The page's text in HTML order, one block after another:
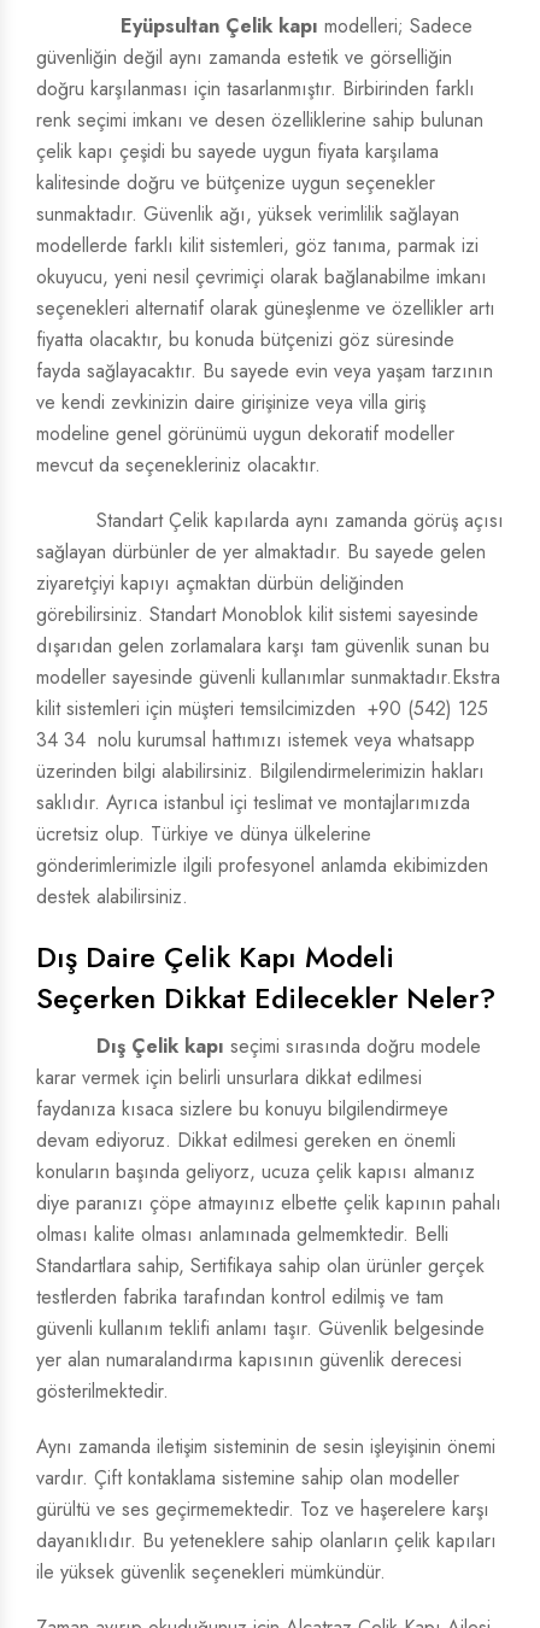
Eyüpsultan Çelik kapı modelleri; Sadece
güvenliğin değil aynı zamanda estetik ve görselliğin
doğru karşılanması için tasarlanmıştır. Birbirinden farklı
renk seçimi imkanı ve desen özelliklerine sahip bulunan
çelik kapı çeşidi bu sayede uygun fiyata karşılama
kalitesinde doğru ve bütçenize uygun seçenekler
sunmaktadır. Güvenlik ağı, yüksek verimlilik sağlayan
modellerde farklı kilit sistemleri, göz tanıma, parmak izi
okuyucu, yeni nesil çevrimiçi olarak bağlanabilme imkanı
seçenekleri alternatif olarak güneşlenme ve özellikler artı
fiyatta olacaktır, bu konuda bütçenizi göz süresinde
fayda sağlayacaktır. Bu sayede evin veya yaşam tarzının
ve kendi zevkinizin daire girişinize veya villa giriş
modeline genel görünümü uygun dekoratif modeller
mevcut da seçenekleriniz olacaktır.
Standart Çelik kapılarda aynı zamanda görüş açısı
sağlayan dürbünler de yer almaktadır. Bu sayede gelen
ziyaretçiyi kapıyı açmaktan dürbün deliğinden
görebilirsiniz. Standart Monoblok kilit sistemi sayesinde
dışarıdan gelen zorlamalara karşı tam güvenlik sunan bu
modeller sayesinde güvenli kullanımlar sunmaktadır.Ekstra
kilit sistemleri için müşteri temsilcimizden +90 (542) 125
34 34 nolu kurumsal hattımızı istemek veya whatsapp
üzerinden bilgi alabilirsiniz. Bilgilendirmelerimizin hakları
saklıdır. Ayrıca istanbul içi teslimat ve montajlarımızda
ücretsiz olup. Türkiye ve dünya ülkelerine
gönderimlerimizle ilgili profesyonel anlamda ekibimizden
destek alabilirsiniz.
Dış Daire Çelik Kapı Modeli
Seçerken Dikkat Edilecekler Neler?
Dış Çelik kapı seçimi sırasında doğru modele
karar vermek için belirli unsurlara dikkat edilmesi
faydanıza kısaca sizlere bu konuyu bilgilendirmeye
devam ediyoruz. Dikkat edilmesi gereken en önemli
konuların başında geliyorz, ucuza çelik kapısı almanız
diye paranızı çöpe atmayınız elbette çelik kapının pahalı
olması kalite olması anlamınada gelmemktedir. Belli
Standartlara sahip, Sertifikaya sahip olan ürünler gerçek
testlerden fabrika tarafından kontrol edilmiş ve tam
güvenli kullanım teklifi anlamı taşır. Güvenlik belgesinde
yer alan numaralandırma kapısının güvenlik derecesi
gösterilmektedir.
Aynı zamanda iletişim sisteminin de sesin işleyişinin önemi
vardır. Çift kontaklama sistemine sahip olan modeller
gürültü ve ses geçirmemektedir. Toz ve haşerelere karşı
dayanıklıdır. Bu yeteneklere sahip olanların çelik kapıları
ile yüksek güvenlik seçenekleri mümkündür.